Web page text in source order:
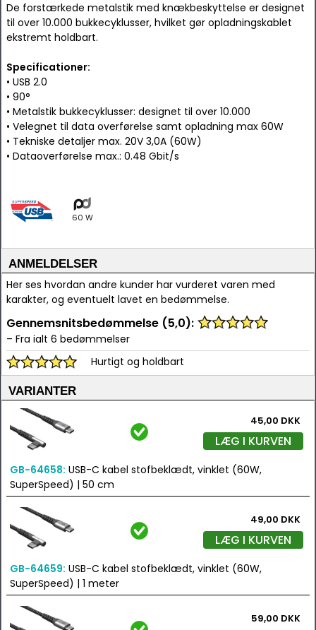
De forstærkede metalstik med knækbeskyttelse er designet
til over 10.000 bukkecyklusser, hvilket gør opladningskablet
ekstremt holdbart.
Specificationer:
• USB 2.0
• 90°
• Metalstik bukkecyklusser: designet til over 10.000
• Velegnet til data overførelse samt opladning max 60W
• Tekniske detaljer max. 20V 3,0A (60W)
• Dataoverførelse max.: 0.48 Gbit/s
60 W
ANMELDELSER
Her ses hvordan andre kunder har vurderet varen med
karakter, og eventuelt lavet en bedømmelse.
Gennemsnitsbedømmelse (5,0):
– Fra ialt 6 bedømmelser
Hurtigt og holdbart
VARIANTER
45,00 DKK
LÆG I KURVEN
GB-64658: USB-C kabel stofbeklædt, vinklet (60W,
SuperSpeed) | 50 cm
49,00 DKK
LÆG I KURVEN
GB-64659: USB-C kabel stofbeklædt, vinklet (60W,
SuperSpeed) | 1 meter
59,00 DKK